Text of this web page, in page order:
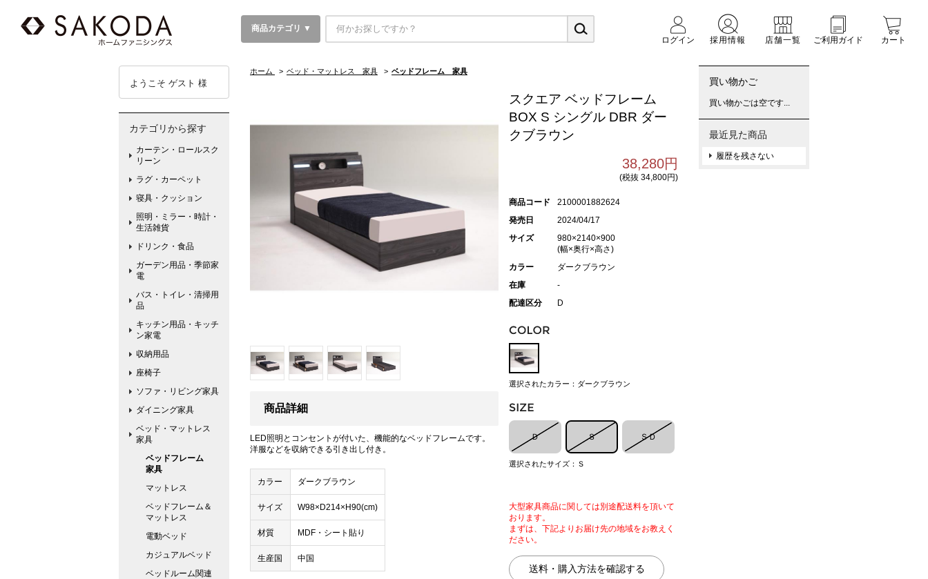
商品カテゴリ ▼
ログイン
採用情報 店舗一覧 ご利用ガイド カート
ホーム > ベッド・マットレス 家具 > ベッドフレーム 家具
商品詳細
LED照明とコンセントが付いた、機能的なベッドフレームです。
洋服などを収納できる引き出し付き。
カラー ダークブラウン
サイズ W98×D214×H90(cm)
材質 MDF・シート貼り
生産国 中国
スクエア ベッドフレーム
BOX S シングル DBR ダー
クブラウン
38,280円
(税抜 34,800円)
商品コード
2100001882624
発売日
2024/04/17
サイズ
980×2140×900
(幅×奥行×高さ)
カラー
ダークブラウン
在庫
-
配達区分
D
選択されたカラー：ダークブラウン
Ｄ Ｓ ＳＤ
選択されたサイズ：Ｓ
大型家具商品に関しては別途配送料を頂いて
おります。
まずは、下記よりお届け先の地域をお教えく
ださい。
ようこそ ゲスト 様
カテゴリから探す
カーテン・ロールスク
リーン
ラグ・カーペット
寝具・クッション
照明・ミラー・時計・
生活雑貨
ドリンク・食品
ガーデン用品・季節家
電
バス・トイレ・清掃用
品
キッチン用品・キッチ
ン家電
収納用品
座椅子
ソファ・リビング家具
ダイニング家具
ベッド・マットレス
家具
ベッドフレーム
家具
マットレス
ベッドフレーム＆
マットレス
電動ベッド
カジュアルベッド
ベッドルーム関連
買い物かご
買い物かごは空です...
最近見た商品
履歴を残さない